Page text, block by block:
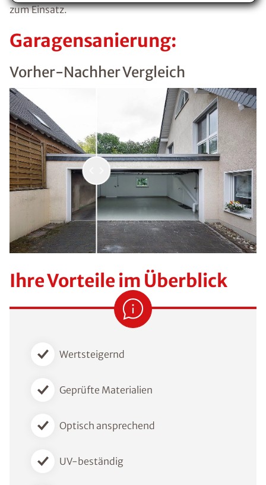
zum Einsatz.
Garagensanierung:
Vorher-Nachher Vergleich
Ihre Vorteile im Überblick
Wertsteigernd
Geprüfte Materialien
Optisch ansprechend
UV-beständig
Ratgebers ist die Anmeldung zu unserem Newsletter.